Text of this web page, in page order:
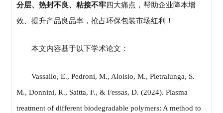
分层、热封不良、粘接不牢四大痛点，帮助企业降本增
效、提升产品良品率，抢占环保包装市场红利！
本文内容基于以下学术论文：
Vassallo, E., Pedroni, M., Aloisio, M., Pietralunga, S.
M., Donnini, R., Saitta, F., & Fessas, D. (2024). Plasma
treatment of different biodegradable polymers: A method to